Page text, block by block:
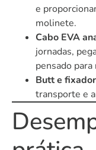
e
molinete.
Cabo EVA
jornadas,
pensado
Butt e
transporte e